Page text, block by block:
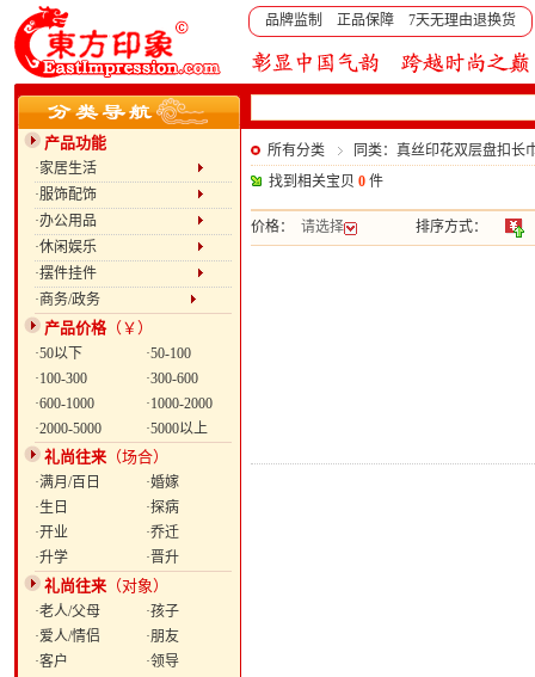
品牌监制 正品保障 7天无理由退换货
产品功能
·家居生活
·服饰配饰
·办公用品
·休闲娱乐
·摆件挂件
·商务/政务
产品价格（￥）
·50以下
·50-100
·100-300
·300-600
·600-1000
·1000-2000
·2000-5000
·5000以上
礼尚往来 （场合）
·满月/百日
·婚嫁
·生日
·探病
·开业
·乔迁
·升学
·晋升
礼尚往来 （对象）
·老人/父母
·孩子
·爱人/情侣
·朋友
·客户
·领导
所有分类
同类：真丝印花双层盘扣长
找到相关宝贝 0 件
价格： 请选择 排序方式：